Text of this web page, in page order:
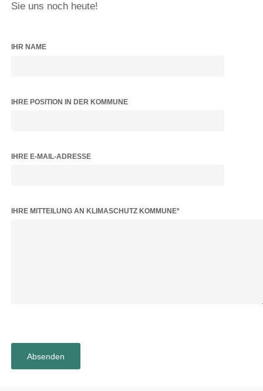
Sie uns noch heute!
IHR NAME
IHRE POSITION IN DER KOMMUNE
IHRE E-MAIL-ADRESSE
BITTE LASSE DIESES FELD LEER.
IHRE MITTEILUNG AN KLIMASCHUTZ KOMMUNE*